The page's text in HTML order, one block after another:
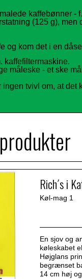
kaffebønner -
(125 g), men
og kom det i en
kaffefiltermaskine.
måleske - et ske
ingen tvivl om, at det
Rich´s i
Køl-mag 1
En sjov og
køleskabet
Højglans
begrænset
14 cm høj